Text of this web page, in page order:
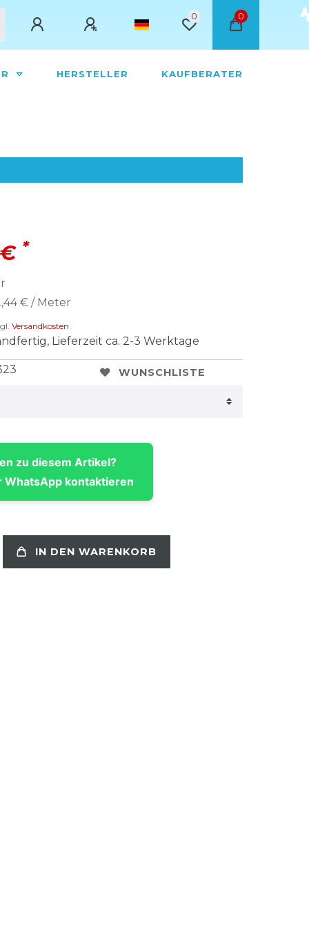
0 0
HERSTELLER KAUFBERATER
*
€ / Meter
Versandkosten
Lieferzeit ca. 2-3 Werktage
WUNSCHLISTE
zu diesem Artikel?
WhatsApp kontaktieren
IN DEN WARENKORB